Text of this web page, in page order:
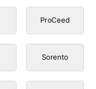
ProCeed
Sorento